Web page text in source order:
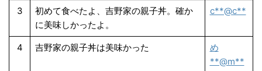
3
初めて食べたよ、吉野家の親子丼。確か
に美味しかったよ。
c**@c**
4 吉野家の親子丼は美味かった
め
**@m**